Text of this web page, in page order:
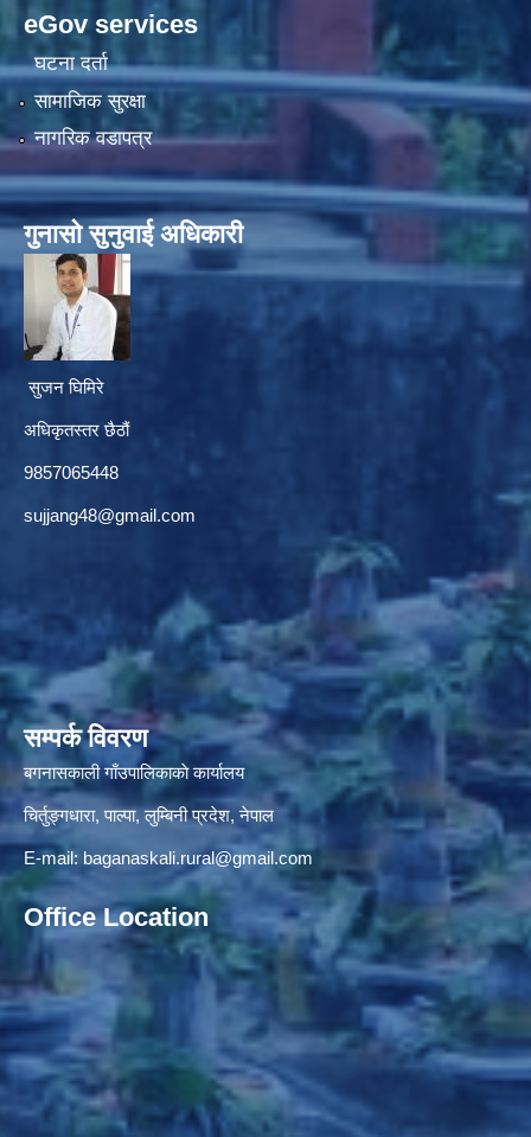
eGov services
घटना दर्ता
सामाजिक सुरक्षा
नागरिक वडापत्र
गुनासाे सुनुवाई अधिकारी
सुजन घिमिरे
अधिकृतस्तर छैठौं‌
9857065448
sujjang48@gmail.com
सम्पर्क विवरण
बगनासकाली गाँउपालिकाकाे कार्यालय
चिर्तुङ्गधारा, पाल्पा, लुम्बिनी प्रदेश, नेपाल
E-mail: baganaskali.rural@gmail.com
Office Location